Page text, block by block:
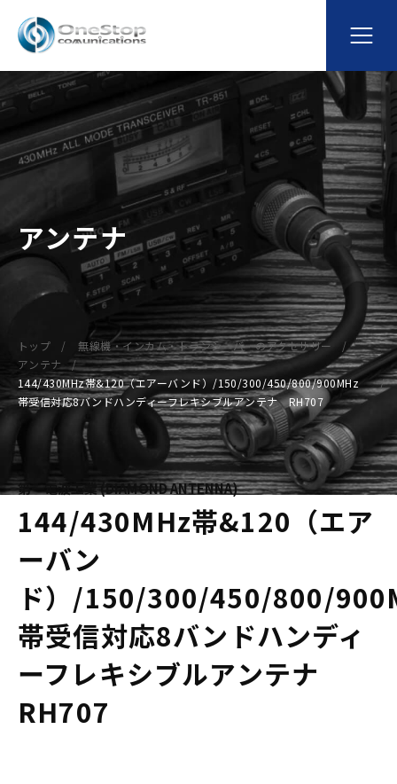
アンテナ
トップ
無線機・インカム・トランシーバーのアクセサリー
アンテナ
144/430MHz帯&120（エアーバンド）/150/300/450/800/900MHz
帯受信対応8バンドハンディーフレキシブルアンテナ RH707
第一電波工業 (DIAMOND ANTENNA)
144/430MHz帯&120（エア
ーバン
ド）/150/300/450/800/
帯受信対応8バンドハンディ
ーフレキシブルアンテナ
RH707